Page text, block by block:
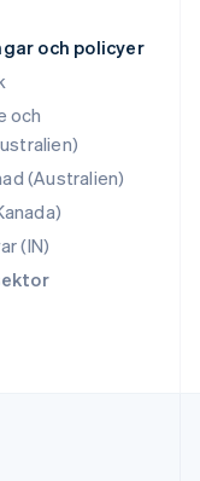
och policyer
och
(Australien)
(IN)